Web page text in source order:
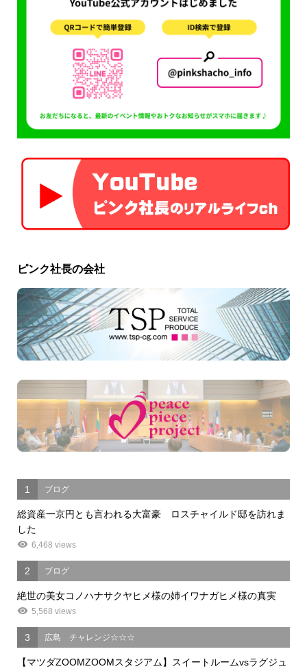
ピンク社長の会社
1 ブログ
総資産一京円とも言われる大富豪 ロスチャイルド邸を訪れま
した
6,468 views
2 ブログ
絶世の美女コノハナサクヤヒメ様の姉イワナガヒメ様の真実
5,568 views
3 広島 チャレンジ☆☆☆
【マツダZOOMZOOMスタジアム】スイートルームvsラグジュ